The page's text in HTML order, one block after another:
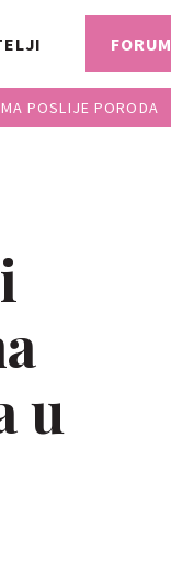
POSLIJE PORODA
FORUM
u